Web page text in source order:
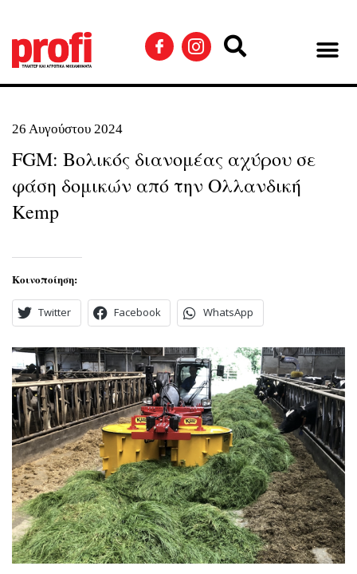
26 Αυγούστου 2024
FGM: Βολικός διανομέας αχύρου σε
φάση δομικών από την Ολλανδική
Kemp
Κοινοποίηση:
Twitter Facebook WhatsApp